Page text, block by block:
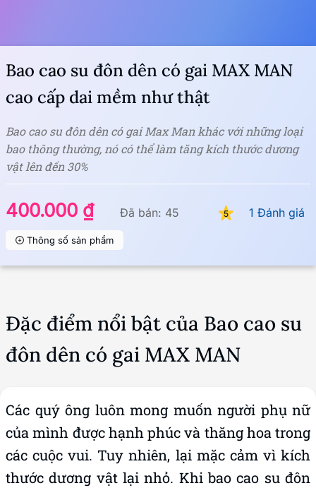
400.000 ₫ Đã bán: 45 5 1 Đánh giá
Thông số sản phẩm
Bao cao su đôn dên có gai MAX MAN
cao cấp dai mềm như thật
Bao cao su đôn dên có gai Max Man khác với những loại
bao thông thường, nó có thể làm tăng kích thước dương
vật lên đến 30%
Đặc điểm nổi bật của Bao cao su
đôn dên có gai MAX MAN
Các quý ông luôn mong muốn người phụ nữ
của mình được hạnh phúc và thăng hoa trong
các cuộc vui. Tuy nhiên, lại mặc cảm vì kích
thước dương vật lại nhỏ. Khi bao cao su đôn